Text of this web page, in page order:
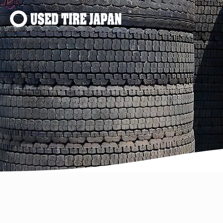
Navigation principale